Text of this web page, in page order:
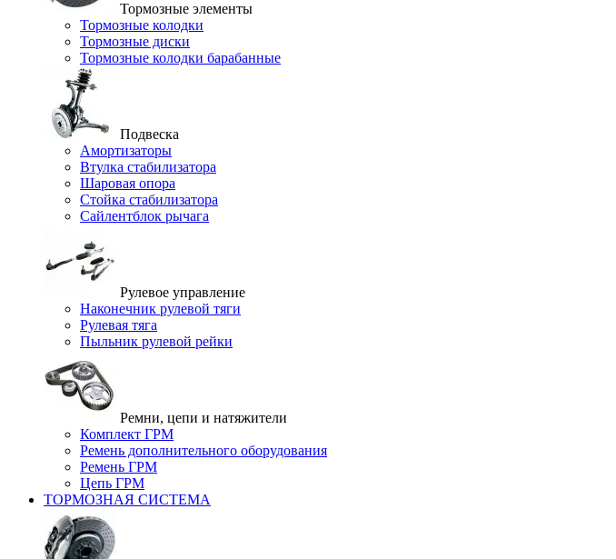
Тормозные элементы
Тормозные колодки
Тормозные диски
Тормозные колодки барабанные
Подвеска
Амортизаторы
Втулка стабилизатора
Шаровая опора
Стойка стабилизатора
Сайлентблок рычага
Рулевое управление
Наконечник рулевой тяги
Рулевая тяга
Пыльник рулевой рейки
Ремни, цепи и натяжители
Комплект ГРМ
Ремень дополнительного оборудования
Ремень ГРМ
Цепь ГРМ
ТОРМОЗНАЯ СИСТЕМА